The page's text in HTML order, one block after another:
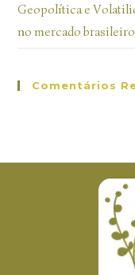
Geopolítica e
no mercado brasileiro
Comentários